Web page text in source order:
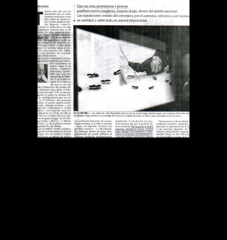
DIARIO EL MERCURIO
MIRANDO EL 2002
Publications